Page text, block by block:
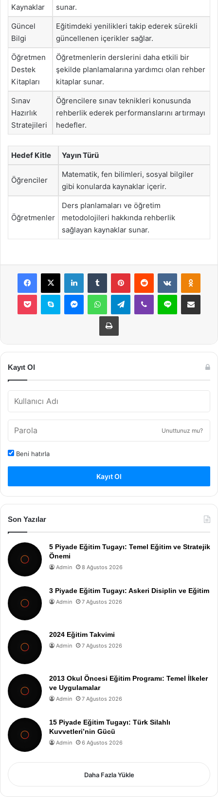
Kaynaklar
sunar.
Güncel
Bilgi
Eğitimdeki yenilikleri takip ederek sürekli
güncellenen içerikler sağlar.
Öğretmen
Destek
Kitapları
Öğretmenlerin derslerini daha etkili bir
şekilde planlamalarına yardımcı olan rehber
kitaplar sunar.
Sınav
Hazırlık
Stratejileri
Öğrencilere sınav teknikleri konusunda
rehberlik ederek performanslarını artırmayı
hedefler.
Hedef Kitle Yayın Türü
Öğrenciler
Matematik, fen bilimleri, sosyal bilgiler
gibi konularda kaynaklar içerir.
Öğretmenler
Ders planlamaları ve öğretim
metodolojileri hakkında rehberlik
sağlayan kaynaklar sunar.
Facebook
X LinkedInTumblr PinterestReddit VKontakte
Pocket Skype MessengerWhatsAppTelegramViber Line E-Posta ile
Yazdır
Kayıt Ol
Unuttunuz mu?
Beni hatırla
Kayıt Ol
Son Yazılar
5 Piyade Eğitim Tugayı: Temel Eğitim ve Stratejik
Önemi
Admin 8 Ağustos 2026
3 Piyade Eğitim Tugayı: Askeri Disiplin ve Eğitim
Admin 7 Ağustos 2026
2024 Eğitim Takvimi
Admin 7 Ağustos 2026
2013 Okul Öncesi Eğitim Programı: Temel İlkeler
ve Uygulamalar
Admin 7 Ağustos 2026
15 Piyade Eğitim Tugayı: Türk Silahlı
Kuvvetleri’nin Gücü
Admin 6 Ağustos 2026
Daha Fazla Yükle